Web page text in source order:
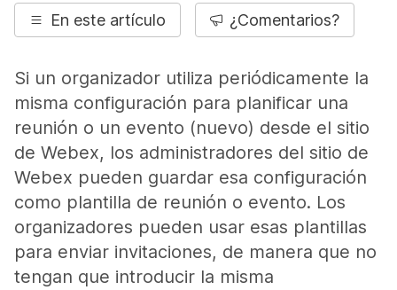
En este artículo ¿Comentarios?
Si un organizador utiliza periódicamente la
misma configuración para planificar una
reunión o un evento (nuevo) desde el sitio
de Webex, los administradores del sitio de
Webex pueden guardar esa configuración
como plantilla de reunión o evento. Los
organizadores pueden usar esas plantillas
para enviar invitaciones, de manera que no
tengan que introducir la misma